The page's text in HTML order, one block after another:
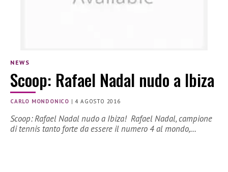
NEWS
Scoop: Rafael Nadal nudo a Ibiza
CARLO MONDONICO |4 AGOSTO 2016
Scoop: Rafael Nadal nudo a Ibiza! Rafael Nadal, campione
di tennis tanto forte da essere il numero 4 al mondo,…